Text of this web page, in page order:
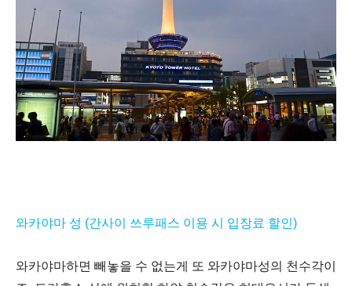
와카야마 성 (간사이 쓰루패스 이용 시 입장료 할인)
와카야마하면 빼놓을 수 없는게 또 와카야마성의 천수각이